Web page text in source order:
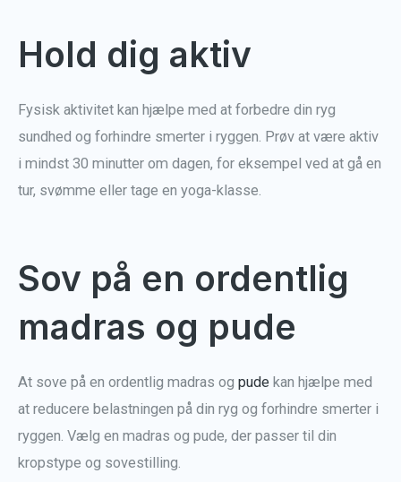
Hold dig aktiv
Fysisk aktivitet kan hjælpe med at forbedre din ryg
sundhed og forhindre smerter i ryggen. Prøv at være aktiv
i mindst 30 minutter om dagen, for eksempel ved at gå en
tur, svømme eller tage en yoga-klasse.
Sov på en ordentlig
madras og pude
At sove på en ordentlig madras og pude kan hjælpe med
at reducere belastningen på din ryg og forhindre smerter i
ryggen. Vælg en madras og pude, der passer til din
kropstype og sovestilling.